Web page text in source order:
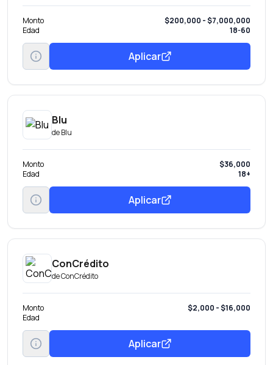
Monto
$200,000 - $7,000,000
Edad
18-60
Aplicar
Blu
deBlu
Monto
$36,000
Edad
18+
Aplicar
ConCrédito
deConCrédito
Monto
$2,000 - $16,000
Edad
Aplicar